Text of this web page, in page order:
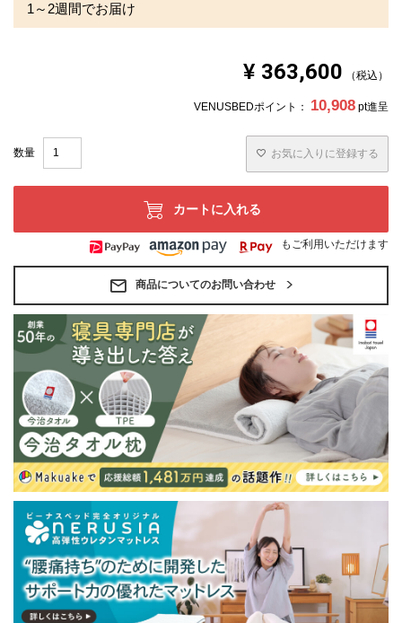
1～2週間でお届け
¥ 363,600 税込
VENUSBEDポイント： 10,908 pt進呈
お気に入りに登録する
カートに入れる
もご利用いただけます
商品についてのお問い合わせ